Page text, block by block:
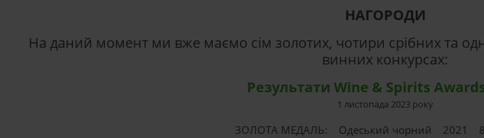
НАГОРОДИ
На даний момент ми вже маємо сім золотих, чотири срібних та
винних конкурсах:
Результати Wine & Spirits
1 листопада 2023 року
ЗОЛОТА МЕДАЛЬ: Одеський чорний 2021